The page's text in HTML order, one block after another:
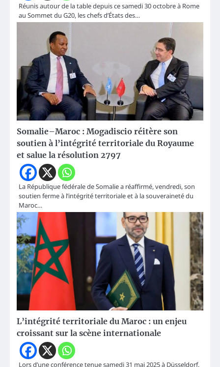
Réunis autour de la table depuis ce samedi 30 octobre à Rome
au Sommet du G20, les chefs d’États des…
Somalie–Maroc : Mogadiscio réitère son
soutien à l’intégrité territoriale du Royaume
et salue la résolution 2797
La République fédérale de Somalie a réaffirmé, vendredi, son
soutien ferme à l’intégrité territoriale et à la souveraineté du
Maroc…
L’intégrité territoriale du Maroc : un enjeu
croissant sur la scène internationale
Lors d’une conférence tenue samedi 31 mai 2025 à Düsseldorf,